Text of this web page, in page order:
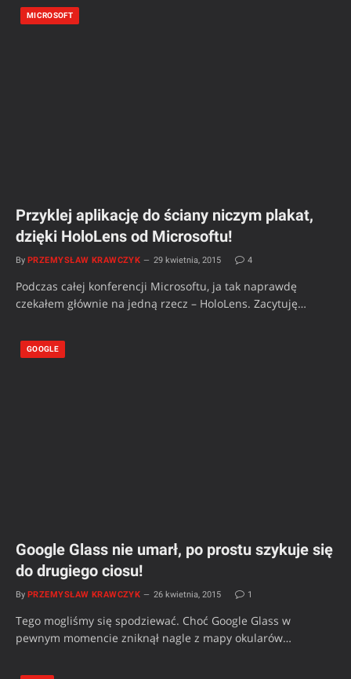
MICROSOFT
Przyklej aplikację do ściany niczym plakat,
dzięki HoloLens od Microsoftu!
By PRZEMYSŁAW KRAWCZYK 29 kwietnia, 2015 4
Podczas całej konferencji Microsoftu, ja tak naprawdę
czekałem głównie na jedną rzecz – HoloLens. Zacytuję…
GOOGLE
Google Glass nie umarł, po prostu szykuje się
do drugiego ciosu!
By PRZEMYSŁAW KRAWCZYK 26 kwietnia, 2015 1
Tego mogliśmy się spodziewać. Choć Google Glass w
pewnym momencie zniknął nagle z mapy okularów…